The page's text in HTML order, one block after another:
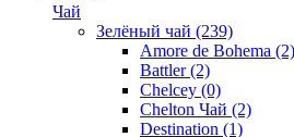
Чай
Зелёный чай (239)
Amore de Bohema (2)
Battler(2)
Chelcey (0)
Chelton Чай (2)
Destination (1)